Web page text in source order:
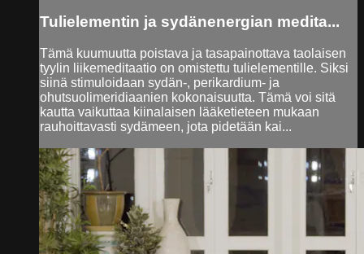
Tulielementin ja sydänenergian medita...
Tämä kuumuutta poistava ja tasapainottava taolaisen
tyylin liikemeditaatio on omistettu tulielementille. Siksi
siinä stimuloidaan sydän-, perikardium- ja
ohutsuolimeridiaanien kokonaisuutta. Tämä voi sitä
kautta vaikuttaa kiinalaisen lääketieteen mukaan
rauhoittavasti sydämeen, jota pidetään kai...